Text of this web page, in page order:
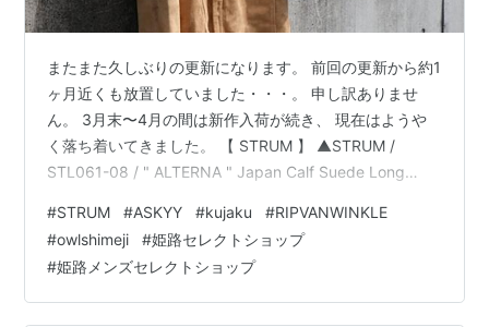
またまた久しぶりの更新になります。 前回の更新から約1
ヶ月近くも放置していました・・・。 申し訳ありませ
ん。 3月末〜4月の間は新作入荷が続き、 現在はようや
く落ち着いてきました。 【 STRUM 】 ▲STRUM /
STL061-08 / " ALTERNA " Japan Calf Suede Long
WIDE SLACKS / BLK 【 kujaku 】 ▲kujaku / F-282 /
Oversize Pull Over / black ▲kujaku / F-295 / Lon…
#STRUM #ASKYY #kujaku #RIPVANWINKLE
#owlshimeji #姫路セレクトショップ
#姫路メンズセレクトショップ